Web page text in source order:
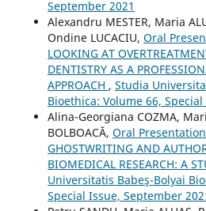
September 2021
Alexandru MESTER, Maria
Ondine LUCACIU, Oral
LOOKING AT
DENTISTRY AS A
APPROACH , Studia
Bioethica: Volume 66,
Alina-Georgiana COZMA,
BOLBOACĂ, Oral
GHOSTWRITING AND
BIOMEDICAL RESEARCH: A
Universitatis Babeş-Bolyai
Special Issue, September